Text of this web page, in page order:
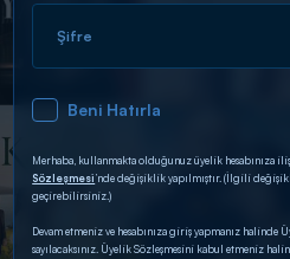
DİĞER SONUÇLAR
Şifre
Beni Hatırla
Merhaba, kullanmakta olduğunuz üyelik hesabınıza
Sözleşmesi’nde değişiklik yapılmıştır. (İlgili
geçirebilirsiniz.)
Devam etmeniz ve hesabınıza giriş yapmanız halinde
sayılacaksınız. Üyelik Sözleşmesini kabul etmeniz